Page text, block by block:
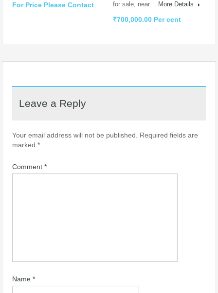
For Price Please Contact for sale, near… More Details
₹700,000.00 Per cent
Leave a Reply
Your email address will not be published. Required fields are
marked *
Comment *
Name *